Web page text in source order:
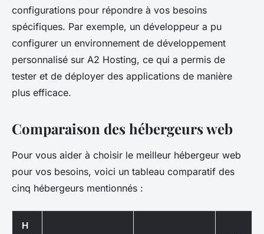
configurations pour répondre à vos besoins
spécifiques. Par exemple, un développeur a pu
configurer un environnement de développement
personnalisé sur A2 Hosting, ce qui a permis de
tester et de déployer des applications de manière
plus efficace.
Comparaison des hébergeurs web
Pour vous aider à choisir le meilleur hébergeur web
pour vos besoins, voici un tableau comparatif des
cinq hébergeurs mentionnés :
H